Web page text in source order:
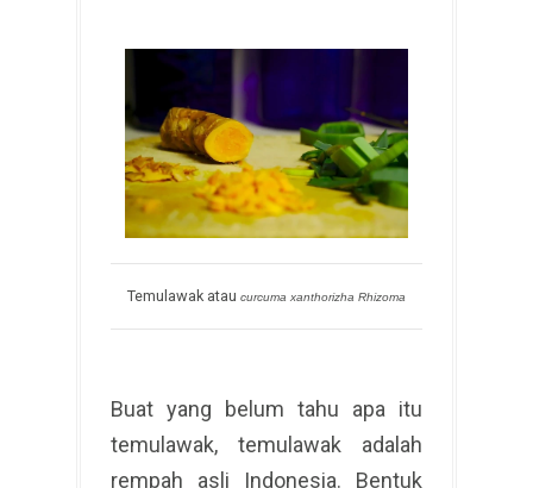
Temulawak atau curcuma xanthorizha Rhizoma
Buat yang belum tahu apa itu
temulawak, temulawak adalah
rempah asli Indonesia. Bentuk